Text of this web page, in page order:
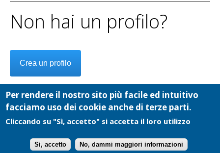
Non hai un profilo?
Crea un profilo
2026 - Tutti i diritti riservati -info@ecodelchisone.it-Privacy
Per rendere il nostro sito più facile ed intuitivo
facciamo uso dei cookie anche di terze parti.
Cliccando su "Sì, accetto" si accetta il loro utilizzo
Si, accetto No, dammi maggiori informazioni